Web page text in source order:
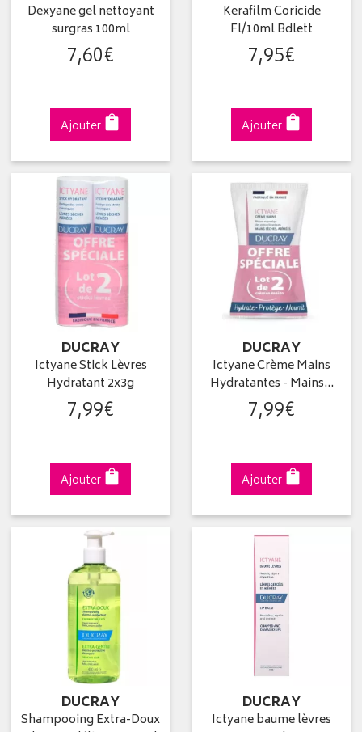
Dexyane gel nettoyant
surgras 100ml
7,60€
Ajouter
Kerafilm Coricide
Fl/10ml Bdlett
7,95€
Ajouter
DUCRAY
Ictyane Stick Lèvres
Hydratant 2x3g
7,99€
Ajouter
DUCRAY
Ictyane Crème Mains
Hydratantes - Mains…
7,99€
Ajouter
DUCRAY
Shampooing Extra-Doux
DUCRAY
Ictyane baume lèvres